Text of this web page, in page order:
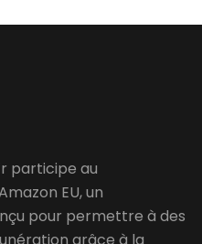
participe au
EU, un
pour permettre à des
grâce à la